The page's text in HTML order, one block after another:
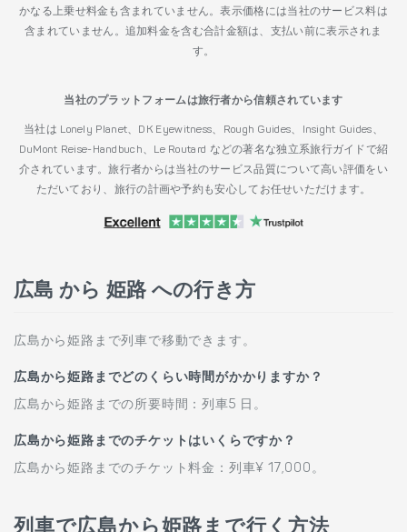
かなる上乗せ料金も含まれていません。表示価格には当社のサービス料は
含まれていません。追加料金を含む合計金額は、支払い前に表示されま
す。
当社のプラットフォームは旅行者から信頼されています
当社は Lonely Planet、DK Eyewitness、Rough Guides、Insight Guides、
DuMont Reise-Handbuch、Le Routard などの著名な独立系旅行ガイドで紹
介されています。旅行者からは当社のサービス品質について高い評価をい
ただいており、旅行の計画や予約も安心してお任せいただけます。
広島 から 姫路 への行き方
広島から姫路まで列車で移動できます。
広島から姫路までどのくらい時間がかかりますか？
広島から姫路までの所要時間：列車5 日。
広島から姫路までのチケットはいくらですか？
広島から姫路までのチケット料金：列車¥ 17,000。